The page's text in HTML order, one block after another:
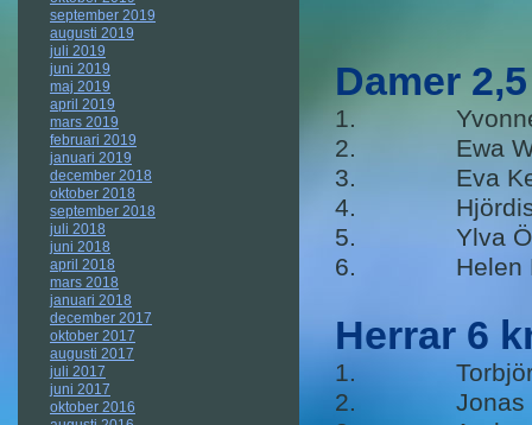
september 2019
augusti 2019
juli 2019
juni 2019
maj 2019
april 2019
mars 2019
februari 2019
januari 2019
december 2018
oktober 2018
september 2018
juli 2018
juni 2018
april 2018
mars 2018
januari 2018
december 2017
oktober 2017
augusti 2017
juli 2017
juni 2017
oktober 2016
Damer
1. Yvonne
2. Ewa
3. Eva
4. Hjördis
5. Ylva
6. Helen
Herrar 6
1. Torbjörn
2. Jonas